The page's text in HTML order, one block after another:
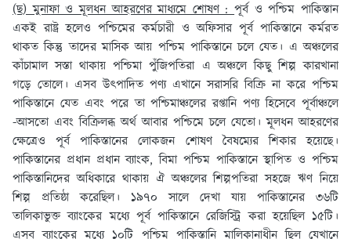
(ছ) মুনাফা ও মূলধন আহরণের মাধ্যমে শোষণ :পূর্ব ও পশ্চিম পাকিস্তান
একই রাষ্ট্র হলেও পশ্চিমের কর্মচারী ও অফিসার পূর্ব পাকিস্তানে কর্মরত
থাকত কিন্তু তাদের মাসিক আয় পশ্চিম পাকিস্তানে চলে যেত। এ অঞ্চলের
কাঁচামাল সস্তা থাকায় পশ্চিমা পুঁজিপতিরা এ অঞ্চলে কিছু শিল্প কারখানা
গড়ে তোলে। এসব উৎপাদিত পণ্য এখানে সরাসরি বিক্রি না করে পশ্চিম
পাকিস্তানে যেত এবং পরে তা পশ্চিমাঞ্চলের রপ্তানি পণ্য হিসেবে পূর্বাঞ্চলে
-আসতো এবং বিক্রিলব্ধ অর্থ আবার পশ্চিমে চলে যেতো। মূলধন আহরণের
ক্ষেত্রেও পূর্ব পাকিস্তানের লোকজন শোষণ বৈষম্যের শিকার হয়েছে।
পাকিস্তানের প্রধান প্রধান ব্যাংক, বিমা পশ্চিম পাকিস্তানে স্থাপিত ও পশ্চিম
পাকিস্তানিদের অধিকারে থাকায় ঐ অঞ্চলের শিল্পপতিরা সহজে ঋণ নিয়ে
শিল্প প্রতিষ্ঠা করেছিল। ১৯৭০ সালে দেখা যায় পাকিস্তানের ৩৬টি
তালিকাভুক্ত ব্যাংকের মধ্যে পূর্ব পাকিস্তানে রেজিস্ট্রি করা হয়েছিল ১৫টি।